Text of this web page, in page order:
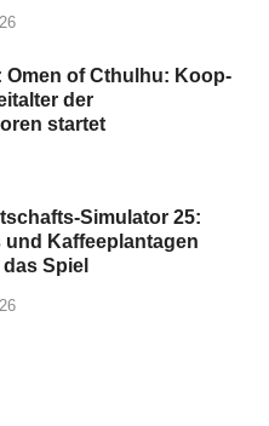
Omen of Cthulhu: Koop-
der
startet
Simulator 25:
und Kaffeeplantagen
Spiel